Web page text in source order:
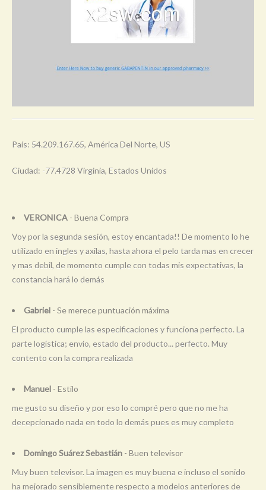
País: 54.209.167.65, América Del Norte, US
Ciudad: -77.4728 Virginia, Estados Unidos
VERONICA - Buena Compra
Voy por la segunda sesión, estoy encantada!! De momento lo he
utilizado en ingles y axilas, hasta ahora el pelo tarda mas en crecer
y mas debil, de momento cumple con todas mis expectativas, la
constancia hará lo demás
Gabriel - Se merece puntuación máxima
El producto cumple las especificaciones y funciona perfecto. La
parte logística; envío, estado del producto... perfecto. Muy
contento con la compra realizada
Manuel - Estilo
me gusto su diseño y por eso lo compré pero que no me ha
decepcionado nada en todo lo demás pues es muy completo
Domingo Suárez Sebastián - Buen televisor
Muy buen televisor. La imagen es muy buena e incluso el sonido
ha mejorado sensiblemente respecto a modelos anteriores de